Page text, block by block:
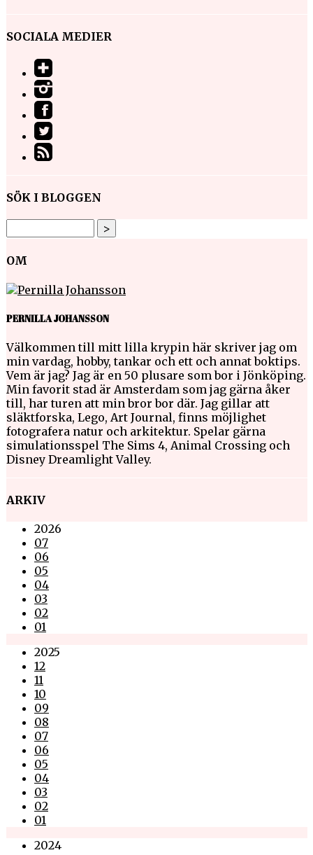
SOCIALA MEDIER
SÖK I BLOGGEN
OM
PERNILLA JOHANSSON
Välkommen till mitt lilla krypin här skriver jag om
min vardag, hobby, tankar och ett och annat boktips.
Vem är jag? Jag är en 50 plusare som bor i Jönköping.
Min favorit stad är Amsterdam som jag gärna åker
till, har turen att min bror bor där. Jag gillar att
släktforska, Lego, Art Journal, finns möjlighet
fotografera natur och arkitektur. Spelar gärna
simulationsspel The Sims 4, Animal Crossing och
Disney Dreamlight Valley.
ARKIV
2026
07
06
05
04
03
02
01
2025
12
11
10
09
08
07
06
05
04
03
02
01
2024